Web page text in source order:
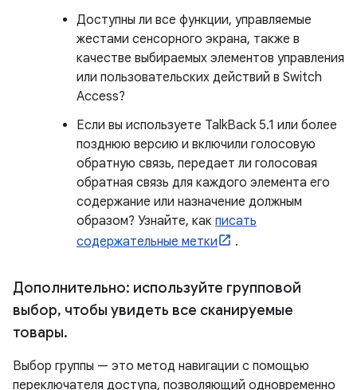
Доступны ли все функции, управляемые
жестами сенсорного экрана, также в
качестве выбираемых элементов управления
или пользовательских действий в Switch
Access?
Если вы используете TalkBack 5.1 или более
позднюю версию и включили голосовую
обратную связь, передает ли голосовая
обратная связь для каждого элемента его
содержание или назначение должным
образом? Узнайте, как писать
содержательные метки
.
Дополнительно: используйте групповой
выбор, чтобы увидеть все сканируемые
товары.
Выбор группы — это метод навигации с помощью
переключателя доступа, позволяющий одновременно